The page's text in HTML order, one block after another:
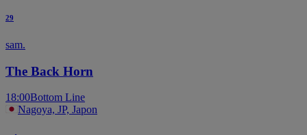
29
sam.
The Back Horn
18:00Bottom Line
Nagoya, JP, Japon